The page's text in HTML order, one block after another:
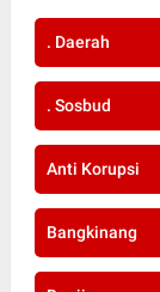
. Daerah
. Sosbud
Anti Korupsi
Bangkinang